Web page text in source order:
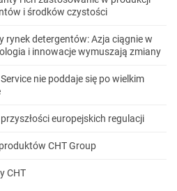
i środków czystości
rynek detergentów: Azja ciągnie w
i innowacje wymuszają zmiany
nie poddaje się po wielkim
europejskich regulacji
CHT Group
CHT